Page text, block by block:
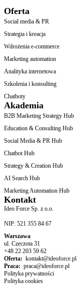
Oferta
Social media & PR
Strategia i kreacja
Wdrożenia e-commerce
Marketing automation
Analityka internetowa
Szkolenia i konsulting
Chatboty
Akademia
B2B Marketing Strategy Hub
Education & Consulting Hub
Social Media & PR Hub
Chatbot Hub
Strategy & Creation Hub
AI Search Hub
Marketing Automation Hub
Kontakt
Ideo Force Sp. z o.o.
NIP: 521 355 84 67
Warszawa
ul. Czeczota 31
+48 22 203 59 62
Oferta: kontakt@ideoforce.pl
Praca: praca@ideoforce.pl
Polityka prywatności
Polityka cookies